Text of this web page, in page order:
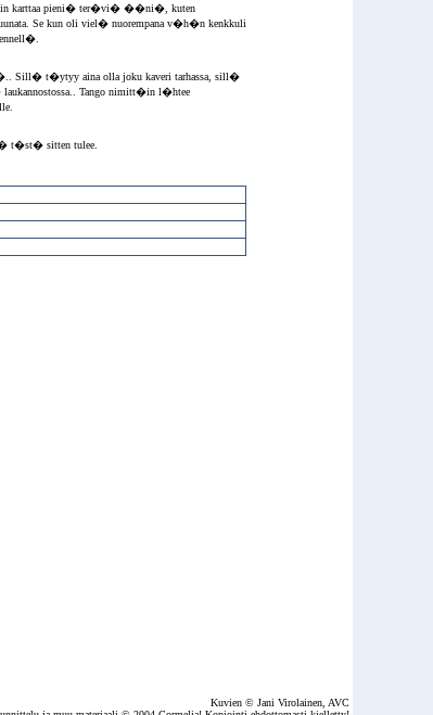
tosin karttaa pieni� ter�vi� ��ni�, kuten
Se kun oli viel� nuorempana v�h�n kenkkuli
Sill� t�ytyy aina olla joku kaveri tarhassa, sill�
Tango nimitt�in l�htee
t�st� sitten tulee.
Kuvien © Jani Virolainen, AVC